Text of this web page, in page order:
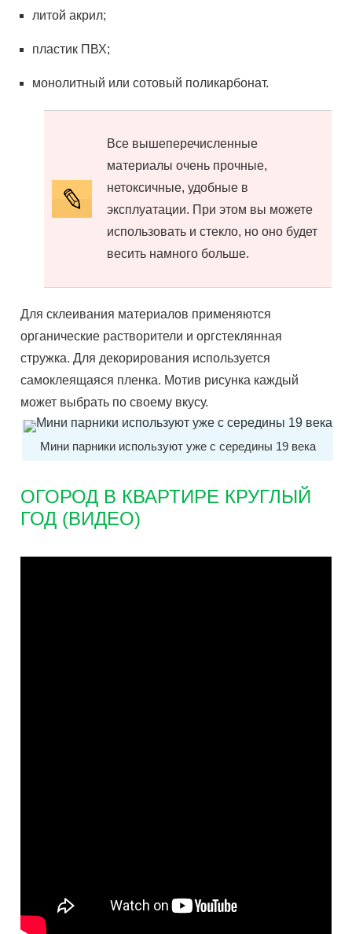
литой акрил;
пластик ПВХ;
монолитный или сотовый поликарбонат.
Все вышеперечисленные
материалы очень прочные,
нетоксичные, удобные в
эксплуатации. При этом вы можете
использовать и стекло, но оно будет
весить намного больше.
Для склеивания материалов применяются
органические растворители и оргстеклянная
стружка. Для декорирования используется
самоклеящаяся пленка. Мотив рисунка каждый
может выбрать по своему вкусу.
Мини парники используют уже с середины 19 века
ОГОРОД В КВАРТИРЕ КРУГЛЫЙ
ГОД (ВИДЕО)